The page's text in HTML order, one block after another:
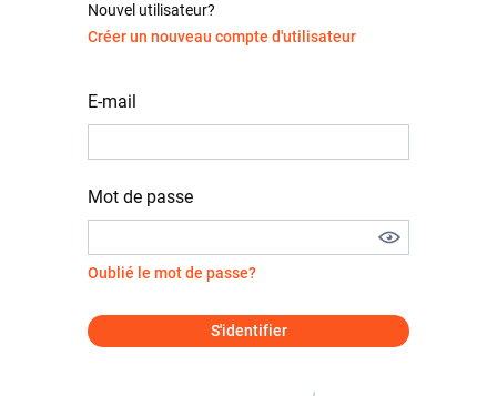
Nouvel utilisateur?
Créer un nouveau compte d'utilisateur
E-mail
Mot de passe
Oublié le mot de passe?
S'identifier